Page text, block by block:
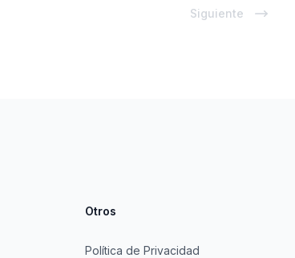
Siguiente
Otros
Política de Privacidad